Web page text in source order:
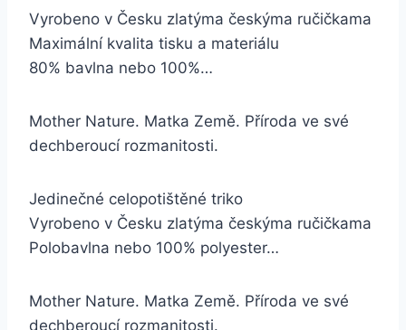
Vyrobeno v Česku zlatýma českýma ručičkama
Maximální kvalita tisku a materiálu
80% bavlna nebo 100%…
Mother Nature. Matka Země. Příroda ve své
dechberoucí rozmanitosti.
Jedinečné celopotištěné triko
Vyrobeno v Česku zlatýma českýma ručičkama
Polobavlna nebo 100% polyester…
Mother Nature. Matka Země. Příroda ve své
dechberoucí rozmanitosti.